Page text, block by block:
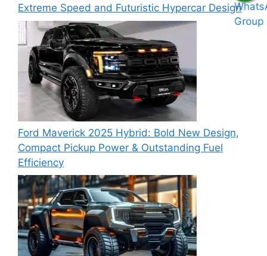
Extreme Speed and Futuristic Hypercar Design
Ford Maverick 2025 Hybrid: Bold New Design,
Compact Pickup Power & Outstanding Fuel
Efficiency